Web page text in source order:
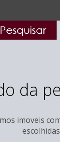
da
imoveis